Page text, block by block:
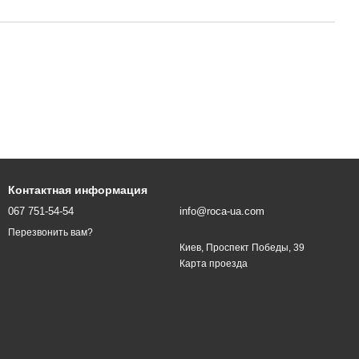
Контактная информация
067 751-54-54
Перезвонить вам?
info@roca-ua.com
Киев, Проспект Победы, 39
Карта проезда